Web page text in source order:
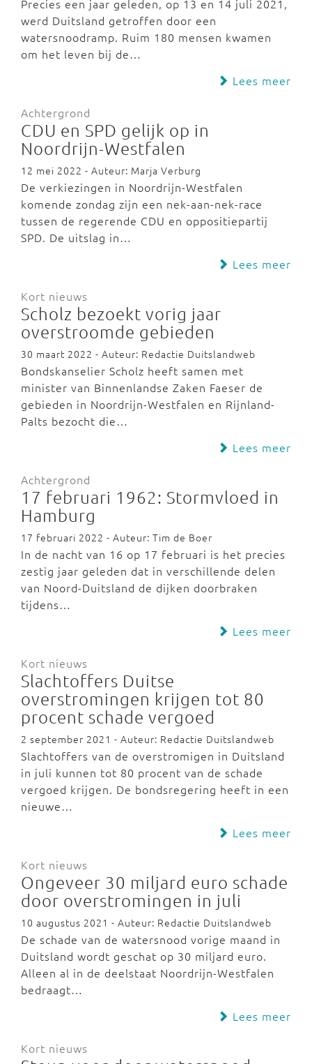
Precies een jaar geleden, op 13 en 14 juli 2021,
werd Duitsland getroffen door een
watersnoodramp. Ruim 180 mensen kwamen
om het leven bij de…
Lees meer
Achtergrond
CDU en SPD gelijk op in
Noordrijn-Westfalen
12 mei 2022 - Auteur: Marja Verburg
De verkiezingen in Noordrijn-Westfalen
komende zondag zijn een nek-aan-nek-race
tussen de regerende CDU en oppositiepartij
SPD. De uitslag in…
Lees meer
Kort nieuws
Scholz bezoekt vorig jaar
overstroomde gebieden
30 maart 2022 - Auteur: Redactie Duitslandweb
Bondskanselier Scholz heeft samen met
minister van Binnenlandse Zaken Faeser de
gebieden in Noordrijn-Westfalen en Rijnland-
Palts bezocht die…
Lees meer
Achtergrond
17 februari 1962: Stormvloed in
Hamburg
17 februari 2022 - Auteur: Tim de Boer
In de nacht van 16 op 17 februari is het precies
zestig jaar geleden dat in verschillende delen
van Noord-Duitsland de dijken doorbraken
tijdens…
Lees meer
Kort nieuws
Slachtoffers Duitse
overstromingen krijgen tot 80
procent schade vergoed
2 september 2021 - Auteur: Redactie Duitslandweb
Slachtoffers van de overstromigen in Duitsland
in juli kunnen tot 80 procent van de schade
vergoed krijgen. De bondsregering heeft in een
nieuwe…
Lees meer
Kort nieuws
Ongeveer 30 miljard euro schade
door overstromingen in juli
10 augustus 2021 - Auteur: Redactie Duitslandweb
De schade van de watersnood vorige maand in
Duitsland wordt geschat op 30 miljard euro.
Alleen al in de deelstaat Noordrijn-Westfalen
bedraagt…
Lees meer
Kort nieuws